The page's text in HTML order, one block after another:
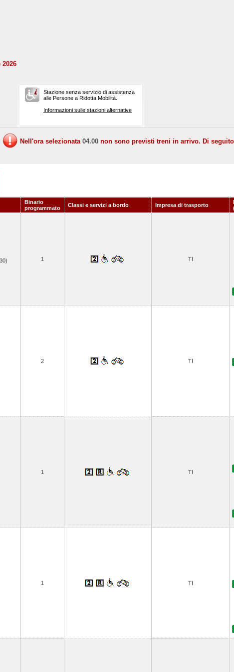
2026
Stazione senza servizio di assistenza
alle Persone a Ridotta Mobilità.
Informazioni sulle stazioni alternative
Nell'ora selezionata 04.00 non sono previsti treni in arrivo. Di
Binario
programmato
Classi e servizi a bordo Impresa di trasporto
1 TI
2 TI
1 TI
1 TI